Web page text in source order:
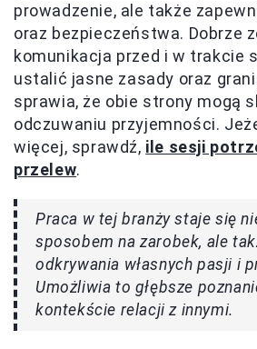
prowadzenie, ale także
oraz bezpieczeństwa. Dobrze
komunikacja przed i w trakcie
ustalić jasne zasady oraz
sprawia, że obie strony mogą
odczuwaniu przyjemności.
więcej, sprawdź, ile sesji
przelew.
Praca w tej branży staje się
sposobem na zarobek, ale
odkrywania własnych pasji i
Umożliwia to głębsze
kontekście relacji z innymi.